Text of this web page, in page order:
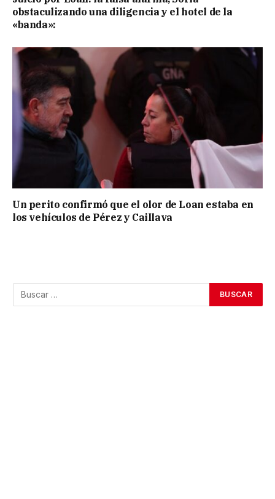
obstaculizando una diligencia y el hotel de la
«banda»:
Un perito confirmó que el olor de Loan estaba en
los vehículos de Pérez y Caillava